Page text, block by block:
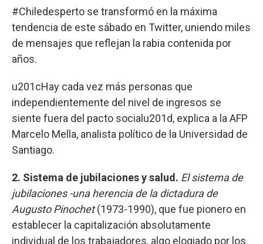
#Chiledesperto se transformó en la máxima
tendencia de este sábado en Twitter, uniendo miles
de mensajes que reflejan la rabia contenida por
años.
u201cHay cada vez más personas que
independientemente del nivel de ingresos se
siente fuera del pacto socialu201d, explica a la AFP
Marcelo Mella, analista político de la Universidad de
Santiago.
2. Sistema de jubilaciones y salud. El sistema de
jubilaciones -una herencia de la dictadura de
Augusto Pinochet(1973-1990), que fue pionero en
establecer la capitalización absolutamente
individual de los trabajadores, algo elogiado por los